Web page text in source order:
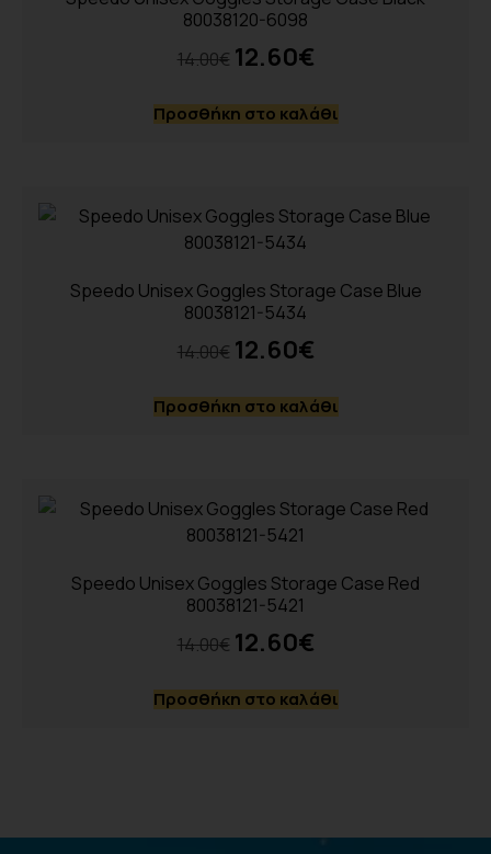
80038120-6098
14.00€ 12.60€
Προσθήκη στο καλάθι
Speedo Unisex Goggles Storage Case Blue
80038121-5434
14.00€ 12.60€
Προσθήκη στο καλάθι
Speedo Unisex Goggles Storage Case Red
80038121-5421
14.00€ 12.60€
Προσθήκη στο καλάθι